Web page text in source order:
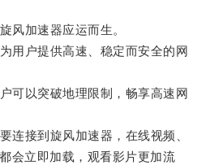
加速器应运而生。
户提供高速、稳定而安全的网
以突破地理限制，畅享高速网
接到旋风加速器，在线视频、
会立即加载，观看影片更加流